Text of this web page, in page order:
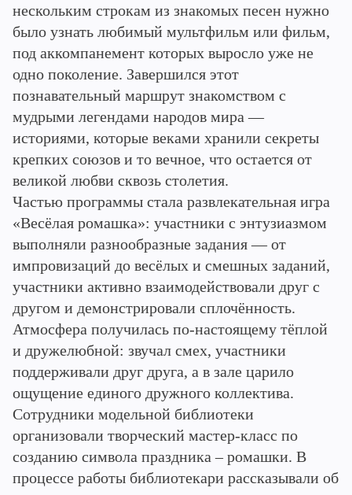
нескольким строкам из знакомых песен нужно
было узнать любимый мультфильм или фильм,
под аккомпанемент которых выросло уже не
одно поколение. Завершился этот
познавательный маршрут знакомством с
мудрыми легендами народов мира —
историями, которые веками хранили секреты
крепких союзов и то вечное, что остается от
великой любви сквозь столетия.
Частью программы стала развлекательная игра
«Весёлая ромашка»: участники с энтузиазмом
выполняли разнообразные задания — от
импровизаций до весёлых и смешных заданий,
участники активно взаимодействовали друг с
другом и демонстрировали сплочённость.
Атмосфера получилась по-настоящему тёплой
и дружелюбной: звучал смех, участники
поддерживали друг друга, а в зале царило
ощущение единого дружного коллектива.
Сотрудники модельной библиотеки
организовали творческий мастер-класс по
созданию символа праздника – ромашки. В
процессе работы библиотекари рассказывали об